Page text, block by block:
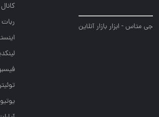
جی متاس - ابزار بازار آنلاین